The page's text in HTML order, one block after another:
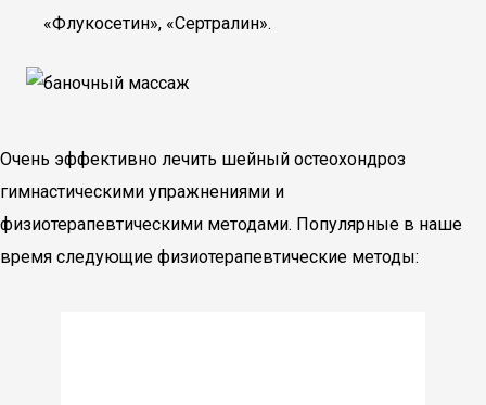
«Флукосетин», «Сертралин».
Очень эффективно лечить шейный остеохондроз
гимнастическими упражнениями и
физиотерапевтическими методами. Популярные в наше
время следующие физиотерапевтические методы: